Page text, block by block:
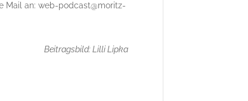
Mail an: web-podcast@moritz-
Beitragsbild: Lilli Lipka